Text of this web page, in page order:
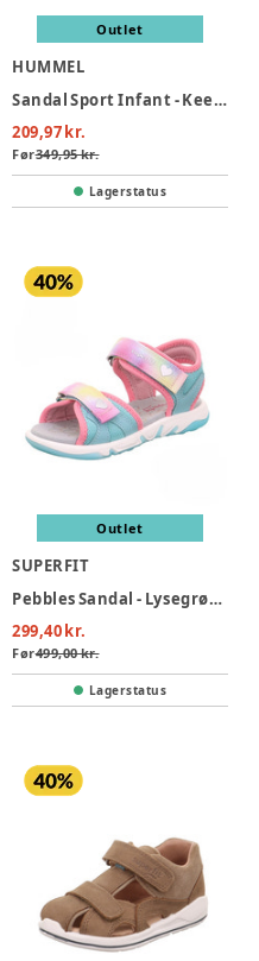
Outlet
HUMMEL
Sandal Sport Infant - Keepsake lilac
209,97 kr.
Før349,95 kr.
Lagerstatus
Outlet
SUPERFIT
Pebbles Sandal - Lysegrøn/Rosa
299,40 kr.
Før499,00 kr.
Lagerstatus